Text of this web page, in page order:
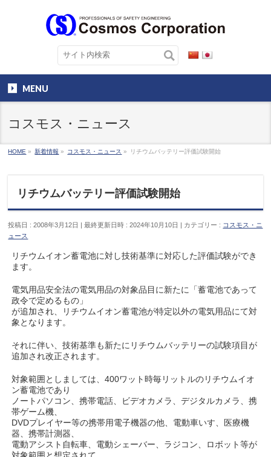
MENU
コスモス・ニュース
HOME » 新着情報 » コスモス・ニュース » リチウムバッテリー評価試験開始
リチウムバッテリー評価試験開始
投稿日 : 2008年3月12日 最終更新日時 : 2024年10月10日 カテゴリー : コスモス・ニ
ュース
リチウムイオン蓄電池に対し技術基準に対応した評価試験ができ
ます。
電気用品安全法の電気用品の対象品目に新たに「蓄電池であって
政令で定めるもの」
が追加され、リチウムイオン蓄電池が特定以外の電気用品にて対
象となります。
それに伴い、技術基準も新たにリチウムバッテリーの試験項目が
追加され改正されます。
対象範囲としましては、400ワット時毎リットルのリチウムイオ
ン蓄電池であり
ノートパソコン、携帯電話、ビデオカメラ、デジタルカメラ、携
帯ゲーム機、
DVDプレイヤー等の携帯用電子機器の他、電動車いす、医療機
器、携帯計測器、
電動アシスト自転車、電動シェーバー、ラジコン、ロボット等が